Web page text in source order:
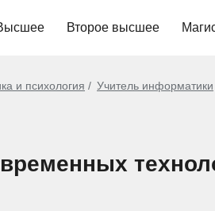
Второе высшее
и психология Учитель информатики